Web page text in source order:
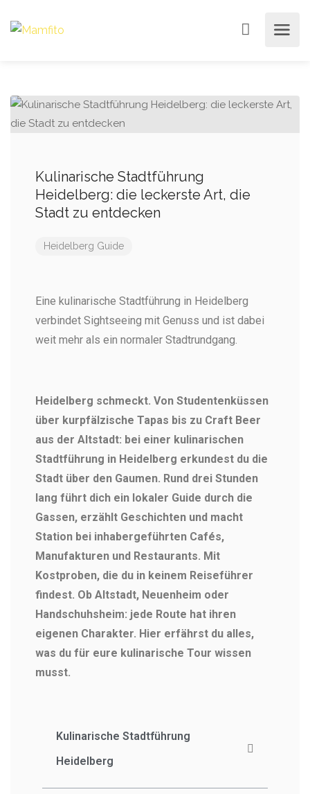
Kulinarische Stadtführung
Heidelberg: die leckerste Art, die
Stadt zu entdecken
Heidelberg Guide
Eine kulinarische Stadtführung in Heidelberg
verbindet Sightseeing mit Genuss und ist dabei
weit mehr als ein normaler Stadtrundgang.
Heidelberg schmeckt. Von Studentenküssen
über kurpfälzische Tapas bis zu Craft Beer
aus der Altstadt: bei einer kulinarischen
Stadtführung in Heidelberg erkundest du die
Stadt über den Gaumen. Rund drei Stunden
lang führt dich ein lokaler Guide durch die
Gassen, erzählt Geschichten und macht
Station bei inhabergeführten Cafés,
Manufakturen und Restaurants. Mit
Kostproben, die du in keinem Reiseführer
findest. Ob Altstadt, Neuenheim oder
Handschuhsheim: jede Route hat ihren
eigenen Charakter. Hier erfährst du alles,
was du für eure kulinarische Tour wissen
musst.
Kulinarische Stadtführung
Heidelberg